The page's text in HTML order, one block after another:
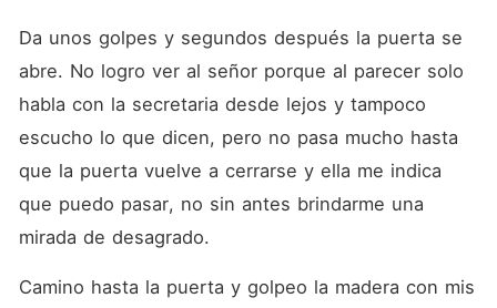
Da unos golpes y segundos después la puerta se
abre. No logro ver al señor porque al parecer solo
habla con la secretaria desde lejos y tampoco
escucho lo que dicen, pero no pasa mucho hasta
que la puerta vuelve a cerrarse y ella me indica
que puedo pasar, no sin antes brindarme una
mirada de desagrado.
Camino hasta la puerta y golpeo la madera con mis